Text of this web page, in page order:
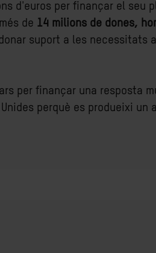
d'euros per finançar el seu
de 14 milions de dones,
suport a les necessitats
per finançar una resposta
perquè es produeixi